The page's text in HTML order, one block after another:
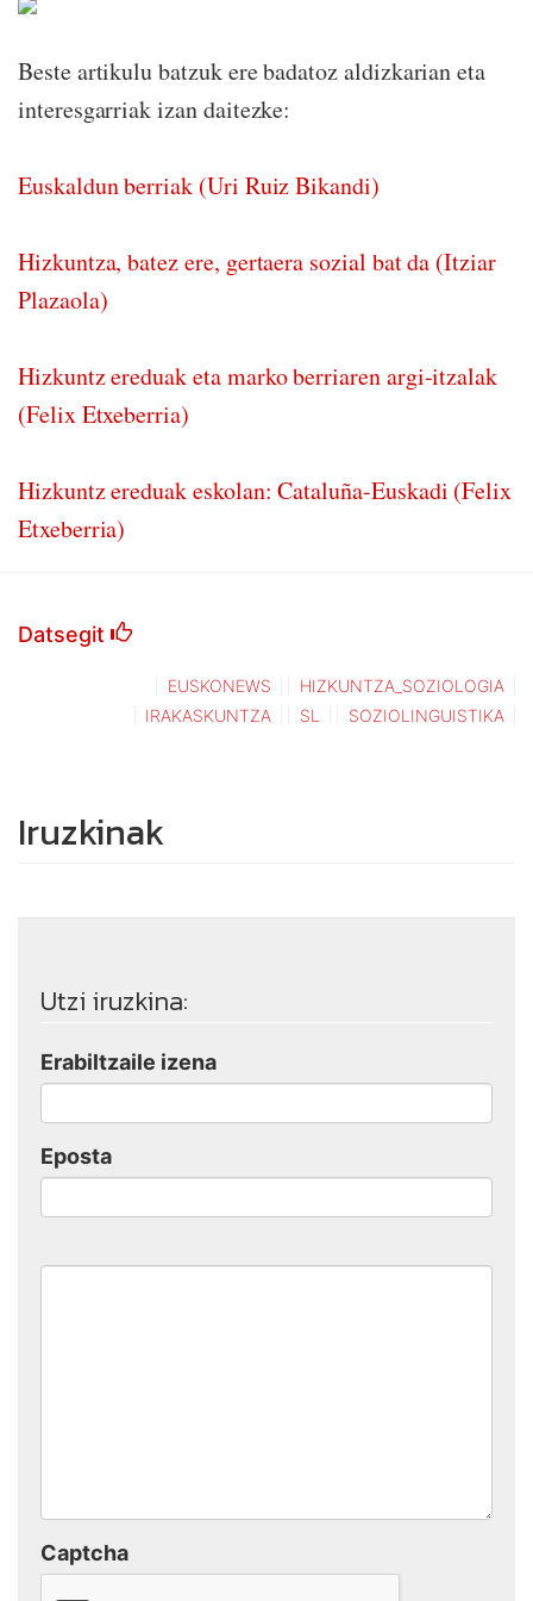
Beste artikulu batzuk ere badatoz aldizkarian eta
interesgarriak izan daitezke:
Euskaldun berriak (Uri Ruiz Bikandi)
Hizkuntza, batez ere, gertaera sozial bat da (Itziar
Plazaola)
Hizkuntz ereduak eta marko berriaren argi-itzalak
(Felix Etxeberria)
Hizkuntz ereduak eskolan: Cataluña-Euskadi (Felix
Etxeberria)
Datsegit
EUSKONEWS
HIZKUNTZA_SOZIOLOGIA
IRAKASKUNTZA
SL SOZIOLINGUISTIKA
Iruzkinak
Utzi iruzkina:
Erabiltzaile izena
Eposta
Captcha